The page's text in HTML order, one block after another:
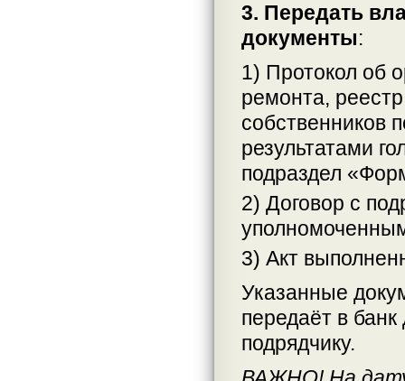
3. Передать
документы:
1) Протокол об
ремонта,
собственников
результатами
подраздел
2) Договор с
3) Акт
Указанные
передаёт в
подрядчику.